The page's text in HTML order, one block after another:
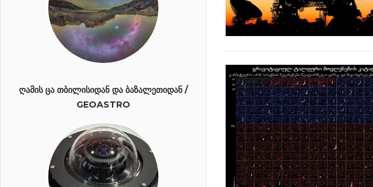
ᲦᲐᲛᲘᲡ ᲪᲐ ᲗᲑᲘᲚᲘᲡᲘᲓᲐᲜ ᲓᲐ ᲑᲐᲖᲐᲚᲔᲗᲘᲓᲐᲜ /
GEOASTRO